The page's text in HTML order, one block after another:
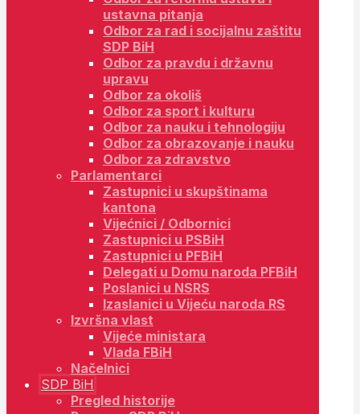
ustavna pitanja
Odbor za rad i socijalnu zaštitu
SDP BiH
Odbor za pravdu i državnu
upravu
Odbor za okoliš
Odbor za sport i kulturu
Odbor za nauku i tehnologiju
Odbor za obrazovanje i nauku
Odbor za zdravstvo
Parlamentarci
Zastupnici u skupštinama
kantona
Vijećnici / Odbornici
Zastupnici u PSBiH
Zastupnici u PFBiH
Delegati u Domu naroda PFBiH
Poslanici u NSRS
Izaslanici u Vijeću naroda RS
Izvršna vlast
Vijeće ministara
Vlada FBiH
Načelnici
SDP BiH
Pregled historije